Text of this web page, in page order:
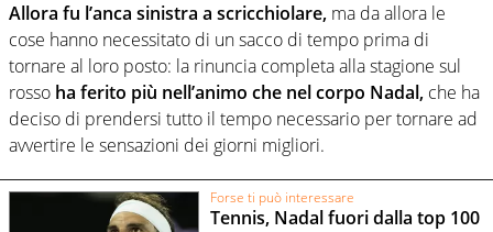
Allora fu l’anca sinistra a scricchiolare, ma da allora le
cose hanno necessitato di un sacco di tempo prima di
tornare al loro posto: la rinuncia completa alla stagione sul
rosso ha ferito più nell’animo che nel corpo Nadal, che ha
deciso di prendersi tutto il tempo necessario per tornare ad
avvertire le sensazioni dei giorni migliori.
Forse ti può interessare
Tennis, Nadal fuori dalla top 100